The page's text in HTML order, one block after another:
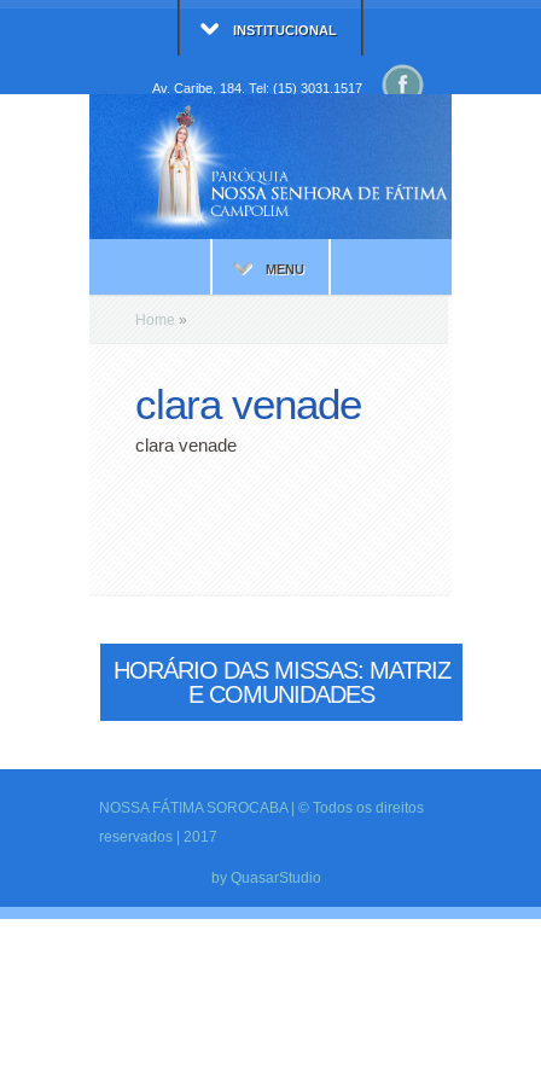
INSTITUCIONAL
Av. Caribe, 184. Tel: (15) 3031.1517
MENU
Home »
clara venade
clara venade
HORÁRIO DAS MISSAS: MATRIZ
E COMUNIDADES
NOSSA FÁTIMA SOROCABA | © Todos os direitos
reservados | 2017
by QuasarStudio